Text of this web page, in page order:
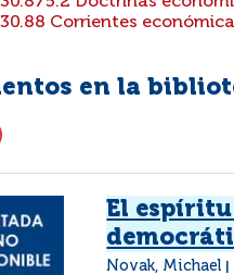
Corrientes
en la
El
Novak, Michael